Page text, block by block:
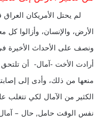
لم يحتل الأمريكان
الأرض، والإنسان، وأزالوا
ونصف على الأحداث الأخيرة
أرادت الأخت -آمال- أن تلتحق
منعها من ذلك، وأدى إلى
الكثير من الآمال لكي
نفس الوقت حامل, حال –